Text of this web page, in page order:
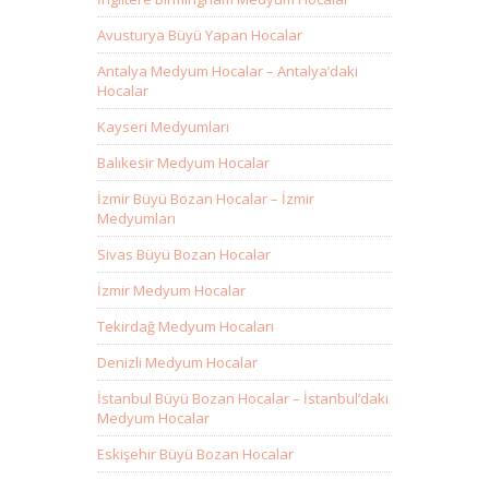
Avusturya Büyü Yapan Hocalar
Antalya Medyum Hocalar – Antalya’daki
Hocalar
Kayseri Medyumları
Balıkesir Medyum Hocalar
İzmir Büyü Bozan Hocalar – İzmir
Medyumları
Sivas Büyü Bozan Hocalar
İzmir Medyum Hocalar
Tekirdağ Medyum Hocaları
Denizli Medyum Hocalar
İstanbul Büyü Bozan Hocalar – İstanbul’daki
Medyum Hocalar
Eskişehir Büyü Bozan Hocalar